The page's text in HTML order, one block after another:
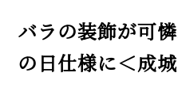
バラの装飾が可
の日仕様に＜成